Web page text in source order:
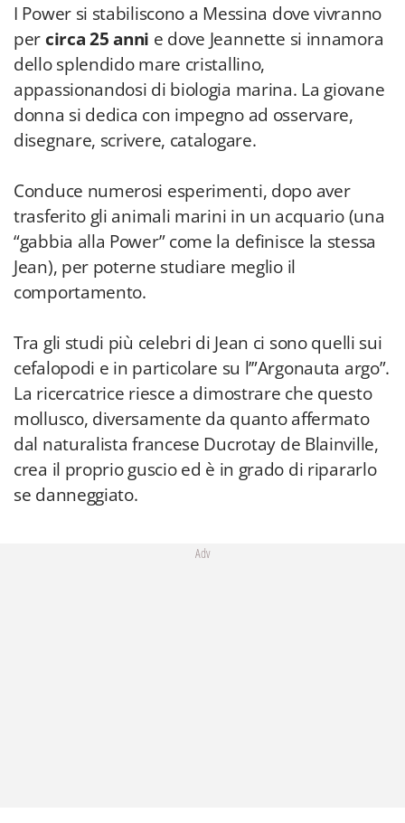
I Power si stabiliscono a Messina dove vivranno
per circa 25 anni e dove Jeannette si innamora
dello splendido mare cristallino,
appassionandosi di biologia marina. La giovane
donna si dedica con impegno ad osservare,
disegnare, scrivere, catalogare.
Conduce numerosi esperimenti, dopo aver
trasferito gli animali marini in un acquario (una
“gabbia alla Power” come la definisce la stessa
Jean), per poterne studiare meglio il
comportamento.
Tra gli studi più celebri di Jean ci sono quelli sui
cefalopodi e in particolare su l’”Argonauta argo”.
La ricercatrice riesce a dimostrare che questo
mollusco, diversamente da quanto affermato
dal naturalista francese Ducrotay de Blainville,
crea il proprio guscio ed è in grado di ripararlo
se danneggiato.
Adv